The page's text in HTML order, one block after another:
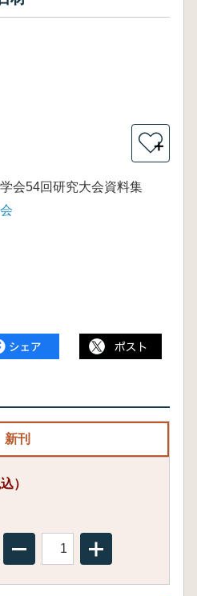
＋
会54回研究大会資料集
新刊
）